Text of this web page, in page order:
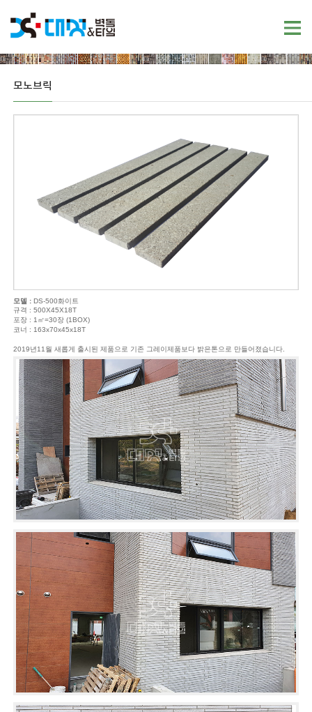
모노브릭
모델 :DS-500화이트
규격 : 500X45X18T
포장 : 1㎡=30장 (1BOX)
코너 : 163x70x45x18T
2019년11월 새롭게 출시된 제품으로 기존 그레이제품보다 밝은톤으로 만들어졌습니다.